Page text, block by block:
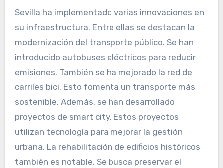
Sevilla ha implementado varias innovaciones en
su infraestructura. Entre ellas se destacan la
modernización del transporte público. Se han
introducido autobuses eléctricos para reducir
emisiones. También se ha mejorado la red de
carriles bici. Esto fomenta un transporte más
sostenible. Además, se han desarrollado
proyectos de smart city. Estos proyectos
utilizan tecnología para mejorar la gestión
urbana. La rehabilitación de edificios históricos
también es notable. Se busca preservar el